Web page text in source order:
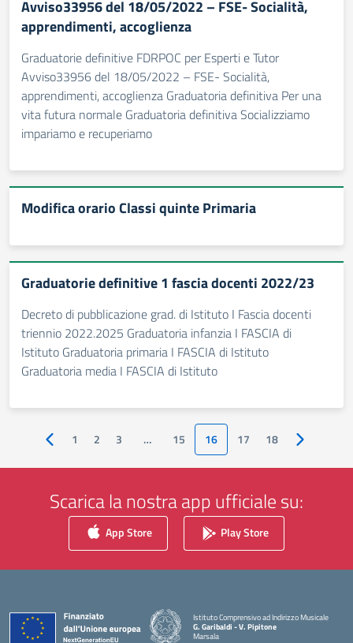
Avviso33956 del 18/05/2022 – FSE- Socialità,
apprendimenti, accoglienza
Graduatorie definitive FDRPOC per Esperti e Tutor
Avviso33956 del 18/05/2022 – FSE- Socialità,
apprendimenti, accoglienza Graduatoria definitiva Per una
vita futura normale Graduatoria definitiva Socializziamo
impariamo e recuperiamo
Modifica orario Classi quinte Primaria
Graduatorie definitive 1 fascia docenti 2022/23
Decreto di pubblicazione grad. di Istituto I Fascia docenti
triennio 2022.2025 Graduatoria infanzia I FASCIA di
Istituto Graduatoria primaria I FASCIA di Istituto
Graduatoria media I FASCIA di Istituto
Pagina precedente
1 2 3 … 15 16 17 18 Pagina
Scarica la nostra app ufficiale su:
App Store Play Store
Istituto Comprensivo ad Indirizzo Musicale
G. Garibaldi - V. Pipitone
Marsala